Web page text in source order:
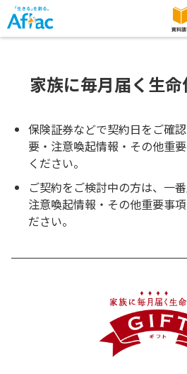
家族に毎月届く生命
保険証券などで契約日をご確
要・注意喚起情報・その他重
ください。
ご契約をご検討中の方は、一
注意喚起情報・その他重要事
ださい。